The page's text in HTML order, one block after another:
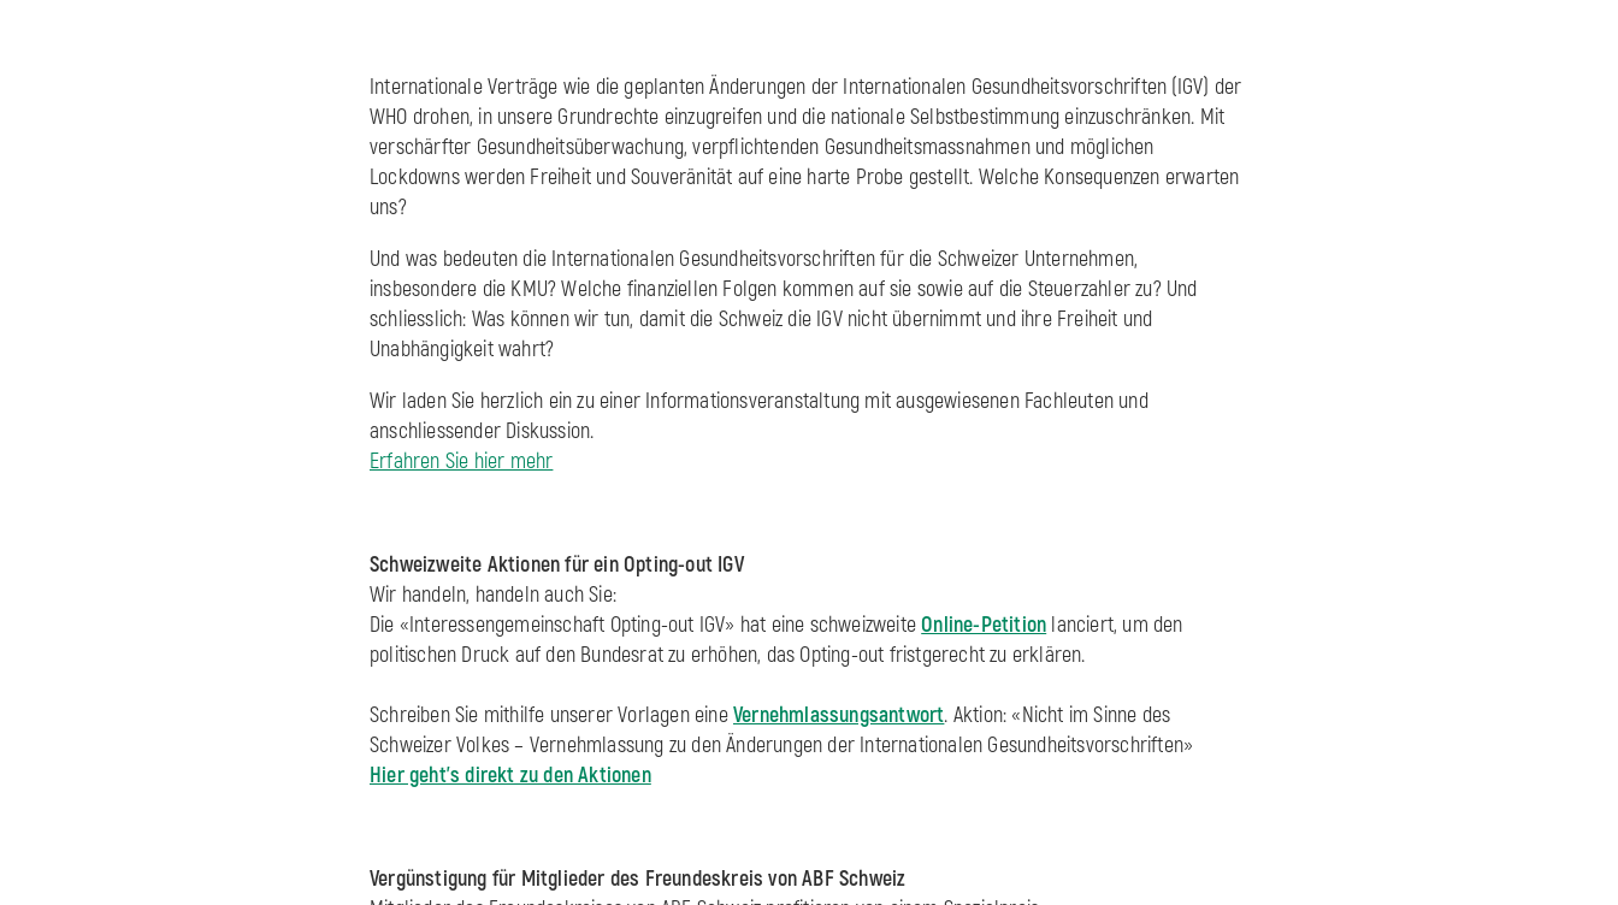
Internationale Verträge wie die geplanten Änderungen der Internationalen Gesundheitsvorschriften (IGV) der
WHO drohen, in unsere Grundrechte einzugreifen und die nationale Selbstbestimmung einzuschränken. Mit
verschärfter Gesundheitsüberwachung, verpflichtenden Gesundheitsmassnahmen und möglichen
Lockdowns werden Freiheit und Souveränität auf eine harte Probe gestellt. Welche Konsequenzen erwarten
uns?
Und was bedeuten die Internationalen Gesundheitsvorschriften für die Schweizer Unternehmen,
insbesondere die KMU? Welche finanziellen Folgen kommen auf sie sowie auf die Steuerzahler zu? Und
schliesslich: Was können wir tun, damit die Schweiz die IGV nicht übernimmt und ihre Freiheit und
Unabhängigkeit wahrt?
Wir laden Sie herzlich ein zu einer Informationsveranstaltung mit ausgewiesenen Fachleuten und
anschliessender Diskussion.
Erfahren Sie hier mehr
Schweizweite Aktionen für ein Opting-out IGV
Wir handeln, handeln auch Sie:
Die «Interessengemeinschaft Opting-out IGV» hat eine schweizweiteOnline-Petition lanciert, um den
politischen Druck auf den Bundesrat zu erhöhen, das Opting-out fristgerecht zu erklären.
Schreiben Sie mithilfe unserer Vorlagen eineVernehmlassungsantwort. Aktion: «Nicht im Sinne des
Schweizer Volkes – Vernehmlassung zu den Änderungen der Internationalen Gesundheitsvorschriften»
Hier geht's direkt zu den Aktionen
Vergünstigung für Mitglieder des Freundeskreis von ABF Schweiz